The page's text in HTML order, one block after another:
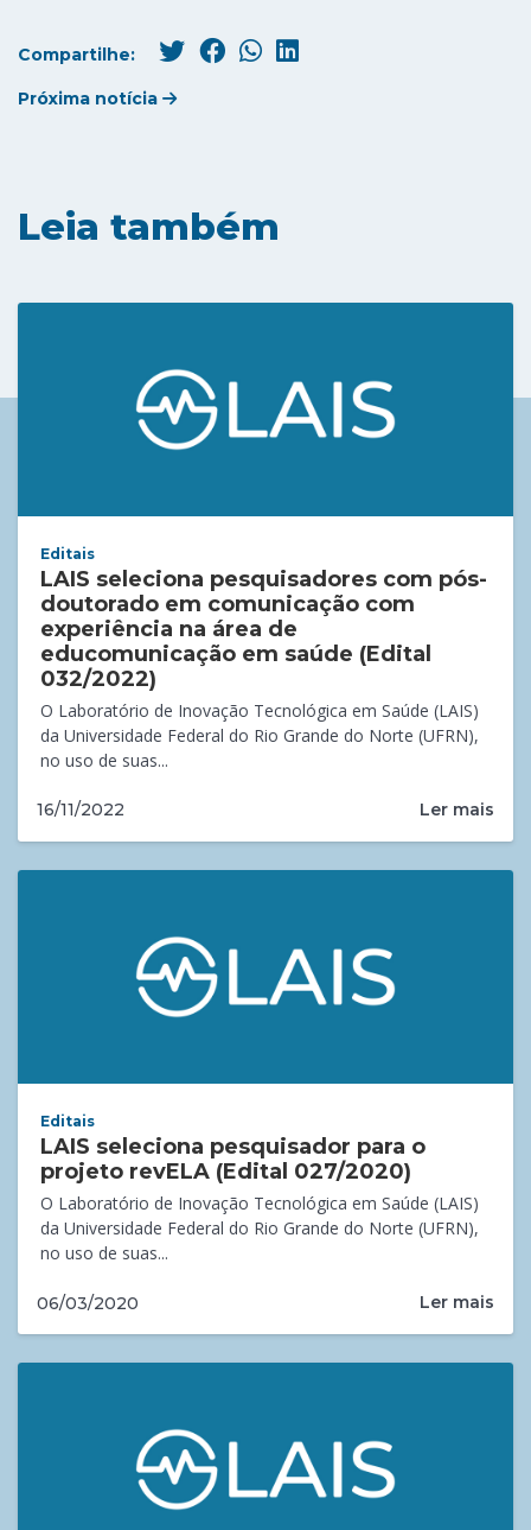
Compartilhe:
Próxima notícia
Leia também
Editais
LAIS seleciona pesquisadores com pós-
doutorado em comunicação com
experiência na área de
educomunicação em saúde (Edital
032/2022)
O Laboratório de Inovação Tecnológica em Saúde (LAIS)
da Universidade Federal do Rio Grande do Norte (UFRN),
no uso de suas...
16/11/2022 Ler mais
Editais
LAIS seleciona pesquisador para o
projeto revELA (Edital 027/2020)
O Laboratório de Inovação Tecnológica em Saúde (LAIS)
da Universidade Federal do Rio Grande do Norte (UFRN),
no uso de suas...
06/03/2020 Ler mais